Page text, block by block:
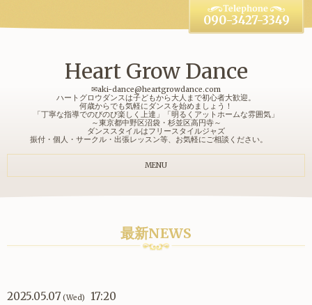
Heart Grow Dance
✉aki-dance@heartgrowdance.com
ハートグロウダンスは子どもから大人まで初心者大歓迎。
何歳からでも気軽にダンスを始めましょう！
「丁寧な指導でのびのび楽しく上達」「明るくアットホームな雰囲気」
～東京都中野区沼袋・杉並区高円寺～
ダンススタイルはフリースタイルジャズ
振付・個人・サークル・出張レッスン等、お気軽にご相談ください。
090-3427-3349
MENU
最新NEWS
2025.05.07 (Wed) 17:20